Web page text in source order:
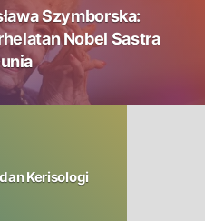
Szymborska:
Nobel Sastra
Kerisologi